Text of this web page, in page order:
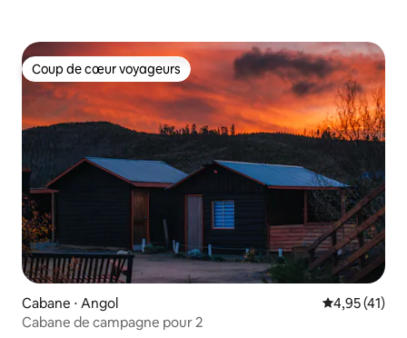
Coup de cœur voyageurs
Coup de cœur voyageurs
Cabane ⋅ Angol Évaluation
4,95 (41)
Cabane de campagne pour 2